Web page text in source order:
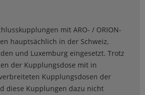
mit ARO- / ORION-
hauptsächlich in der Schweiz,
und Luxemburg eingesetzt. Trotz
der Kupplungsdose mit in
Kupplungsdosen der
diese Kupplungen dazu nicht